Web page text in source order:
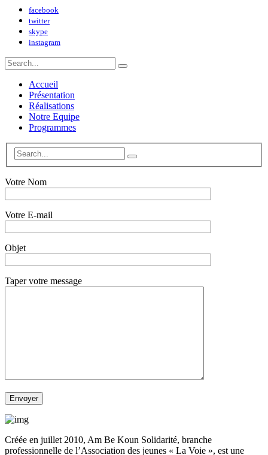
facebook
twitter
skype
instagram
Accueil
Présentation
Réalisations
Notre Equipe
Programmes
Votre Nom
Votre E-mail
Objet
Taper votre message
Créée en juillet 2010, Am Be Koun Solidarité, branche
professionnelle de l’Association des jeunes « La Voie », est une